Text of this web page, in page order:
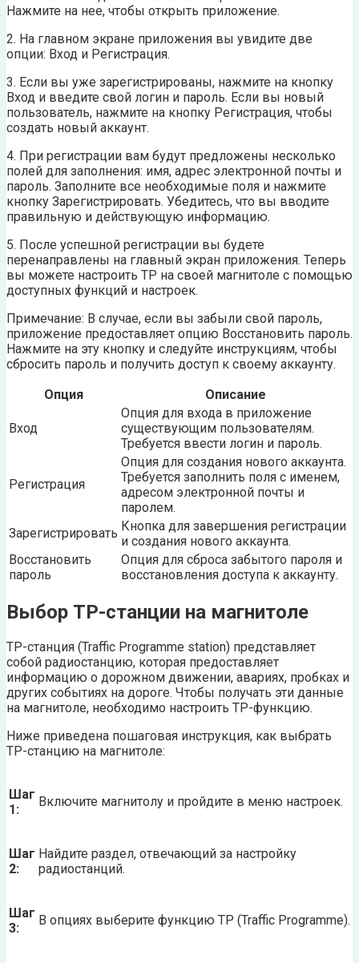
Нажмите на нее, чтобы открыть приложение.
2. На главном экране приложения вы увидите две
опции: Вход и Регистрация.
3. Если вы уже зарегистрированы, нажмите на кнопку
Вход и введите свой логин и пароль. Если вы новый
пользователь, нажмите на кнопку Регистрация, чтобы
создать новый аккаунт.
4. При регистрации вам будут предложены несколько
полей для заполнения: имя, адрес электронной почты и
пароль. Заполните все необходимые поля и нажмите
кнопку Зарегистрировать. Убедитесь, что вы вводите
правильную и действующую информацию.
5. После успешной регистрации вы будете
перенаправлены на главный экран приложения. Теперь
вы можете настроить TP на своей магнитоле с помощью
доступных функций и настроек.
Примечание: В случае, если вы забыли свой пароль,
приложение предоставляет опцию Восстановить пароль.
Нажмите на эту кнопку и следуйте инструкциям, чтобы
сбросить пароль и получить доступ к своему аккаунту.
Опция
Описание
Вход
Опция для входа в приложение
существующим пользователям.
Требуется ввести логин и пароль.
Регистрация
Опция для создания нового аккаунта.
Требуется заполнить поля с именем,
адресом электронной почты и
паролем.
Зарегистрировать Кнопка для завершения регистрации
и создания нового аккаунта.
Восстановить
пароль
Опция для сброса забытого пароля и
восстановления доступа к аккаунту.
Выбор TP-станции на магнитоле
TP-станция (Traffic Programme station) представляет
собой радиостанцию, которая предоставляет
информацию о дорожном движении, авариях, пробках и
других событиях на дороге. Чтобы получать эти данные
на магнитоле, необходимо настроить TP-функцию.
Ниже приведена пошаговая инструкция, как выбрать
TP-станцию на магнитоле:
Шаг
1:
Включите магнитолу и пройдите в меню настроек.
Шаг
2:
Найдите раздел, отвечающий за настройку
радиостанций.
Шаг
3:
В опциях выберите функцию TP (Traffic Programme).